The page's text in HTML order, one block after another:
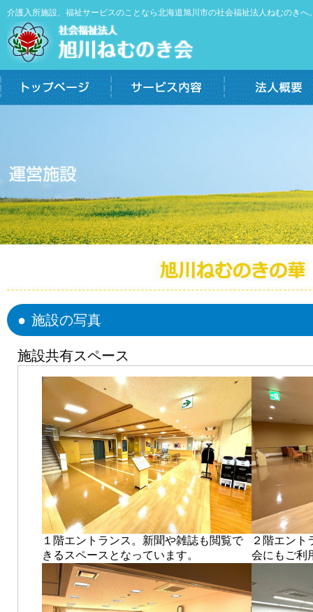
介護入所施設、福祉サービスのことなら北海道旭川市の社会福祉法人ねむのきへ
施設の写真
施設共有スペース
１階エントランス。新聞や雑誌も閲覧で
きるスペースとなっています。
２階エント
会にもご利